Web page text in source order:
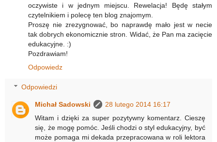
oczywiste i w jednym miejscu. Rewelacja! Będę stałym
czytelnikiem i polecę ten blog znajomym.
Proszę nie zrezygnować, bo naprawdę mało jest w necie
tak dobrych ekonomicznie stron. Widać, że Pan ma zacięcie
edukacyjne. :)
Pozdrawiam!
Odpowiedz
Odpowiedzi
Michał Sadowski
28 lutego 2014 16:17
Witam i dzięki za super pozytywny komentarz. Cieszę
się, że mogę pomóc. Jeśli chodzi o styl edukacyjny, być
może pomaga mi dekada przepracowana w roli lektora